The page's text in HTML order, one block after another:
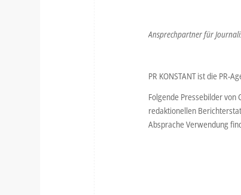
Ansprechpartner für
PR KONSTANT ist die PR-
Folgende Pressebilder
redaktionellen
Absprache Verwendung